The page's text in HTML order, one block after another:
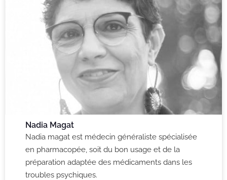
Nadia Magat
Nadia magat est médecin généraliste spécialisée
en pharmacopée, soit du bon usage et de la
préparation adaptée des médicaments dans les
troubles psychiques.